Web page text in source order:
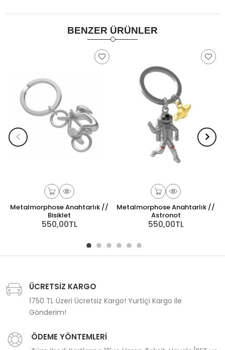
BENZER ÜRÜNLER
Metalmorphose Anahtarlık //
Bisiklet
550,00TL
Metalmorphose Anahtarlık //
Astronot
550,00TL
ÜCRETSİZ KARGO
1750 TL Üzeri Ücretsiz Kargo! Yurtiçi Kargo ile
Gönderim!
ÖDEME YÖNTEMLERİ